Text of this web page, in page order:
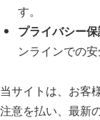
す。
プライバシー保
ンラインでの
当サイトは、お客
注意を払い、最新